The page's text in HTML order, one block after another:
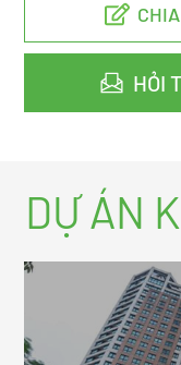
HỎI
DỰ ÁN